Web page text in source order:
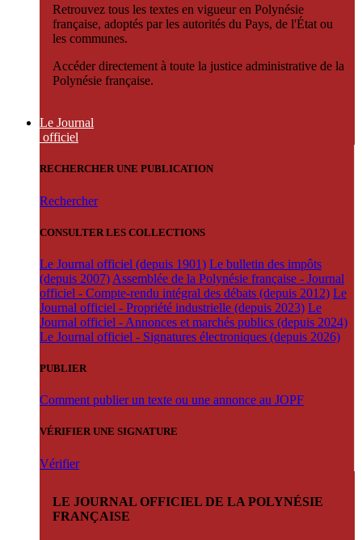
Retrouvez tous les textes en vigueur en Polynésie
française, adoptés par les autorités du Pays, de l'État ou
les communes.
Accéder directement à toute la justice administrative de la
Polynésie française.
Le Journal
officiel
RECHERCHER UNE PUBLICATION
Rechercher
CONSULTER LES COLLECTIONS
Le Journal officiel (depuis 1901) Le bulletin des impôts
(depuis 2007) Assemblée de la Polynésie française - Journal
officiel - Compte-rendu intégral des débats (depuis 2012) Le
Journal officiel - Propriété industrielle (depuis 2023) Le
Journal officiel - Annonces et marchés publics (depuis 2024)
Le Journal officiel - Signatures électroniques (depuis 2026)
PUBLIER
Comment publier un texte ou une annonce au JOPF
VÉRIFIER UNE SIGNATURE
Vérifier
LE JOURNAL OFFICIEL DE LA POLYNÉSIE
FRANÇAISE